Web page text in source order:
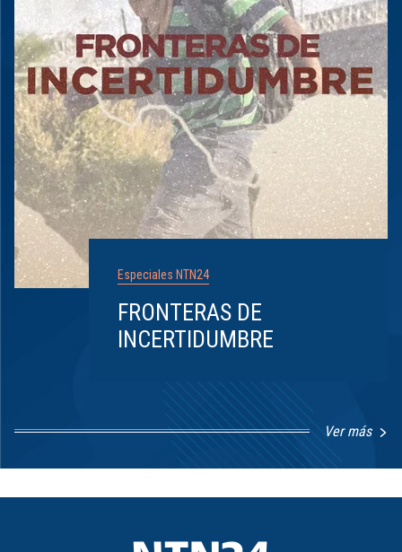
Especiales NTN24
FRONTERAS DE
INCERTIDUMBRE
Ver más
8